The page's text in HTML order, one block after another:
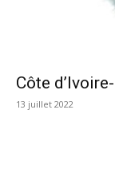
Côte
13 juillet 2022